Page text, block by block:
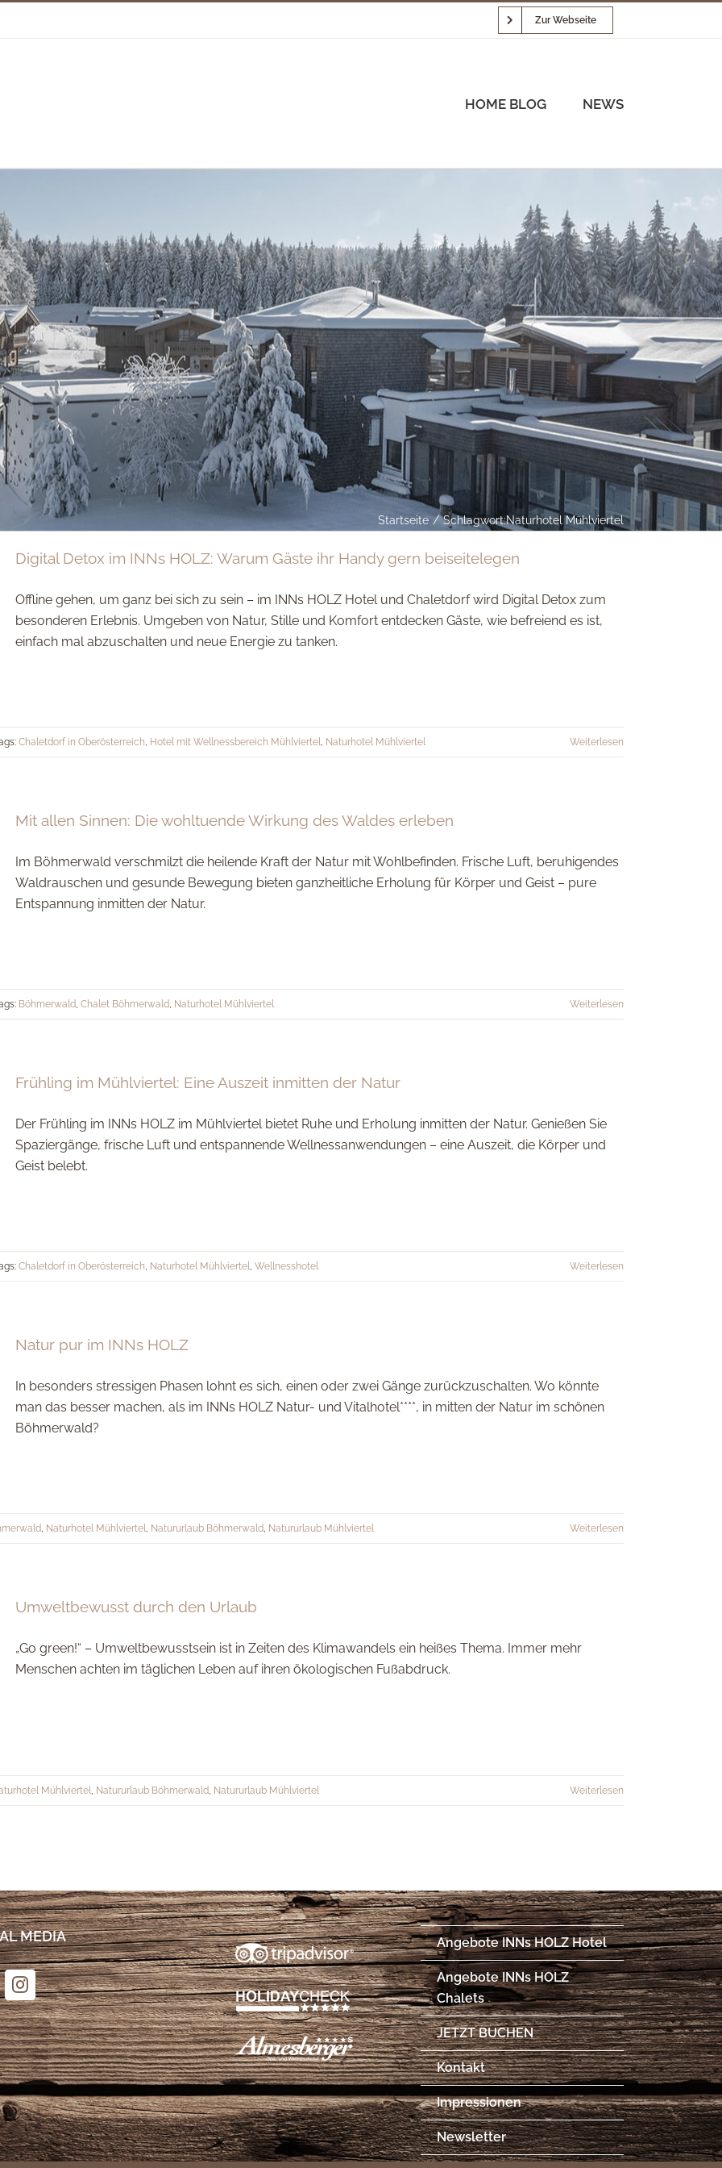
Zur Webseite
HOME BLOG NEWS
Startseite Schlagwort:Naturhotel Mühlviertel
Digital Detox im INNs HOLZ: Warum Gäste ihr Handy gern beiseitelegen
Offline gehen, um ganz bei sich zu sein – im INNs HOLZ Hotel und Chaletdorf wird Digital Detox zum
besonderen Erlebnis. Umgeben von Natur, Stille und Komfort entdecken Gäste, wie befreiend es ist,
einfach mal abzuschalten und neue Energie zu tanken.
Chaletdorf in Oberösterreich, Hotel mit Wellnessbereich Mühlviertel, Naturhotel Mühlviertel Weiterlesen
Mit allen Sinnen: Die wohltuende Wirkung des Waldes erleben
Im Böhmerwald verschmilzt die heilende Kraft der Natur mit Wohlbefinden. Frische Luft, beruhigendes
Waldrauschen und gesunde Bewegung bieten ganzheitliche Erholung für Körper und Geist – pure
Entspannung inmitten der Natur.
Böhmerwald, Chalet Böhmerwald, Naturhotel Mühlviertel Weiterlesen
Frühling im Mühlviertel: Eine Auszeit inmitten der Natur
Der Frühling im INNs HOLZ im Mühlviertel bietet Ruhe und Erholung inmitten der Natur. Genießen Sie
Spaziergänge, frische Luft und entspannende Wellnessanwendungen – eine Auszeit, die Körper und
Geist belebt.
Chaletdorf in Oberösterreich, Naturhotel Mühlviertel, Wellnesshotel Weiterlesen
Natur pur im INNs HOLZ
In besonders stressigen Phasen lohnt es sich, einen oder zwei Gänge zurückzuschalten. Wo könnte
man das besser machen, als im INNs HOLZ Natur- und Vitalhotel****, in mitten der Natur im schönen
Böhmerwald?
, Naturhotel Mühlviertel, Natururlaub Böhmerwald, Natururlaub Mühlviertel Weiterlesen
Umweltbewusst durch den Urlaub
„Go green!“ – Umweltbewusstsein ist in Zeiten des Klimawandels ein heißes Thema. Immer mehr
Menschen achten im täglichen Leben auf ihren ökologischen Fußabdruck.
Mühlviertel, Natururlaub Böhmerwald, Natururlaub Mühlviertel Weiterlesen
MEDIA Angebote INNs HOLZ Hotel
Angebote INNs HOLZ
Chalets
JETZT BUCHEN
Kontakt
Impressionen
Newsletter